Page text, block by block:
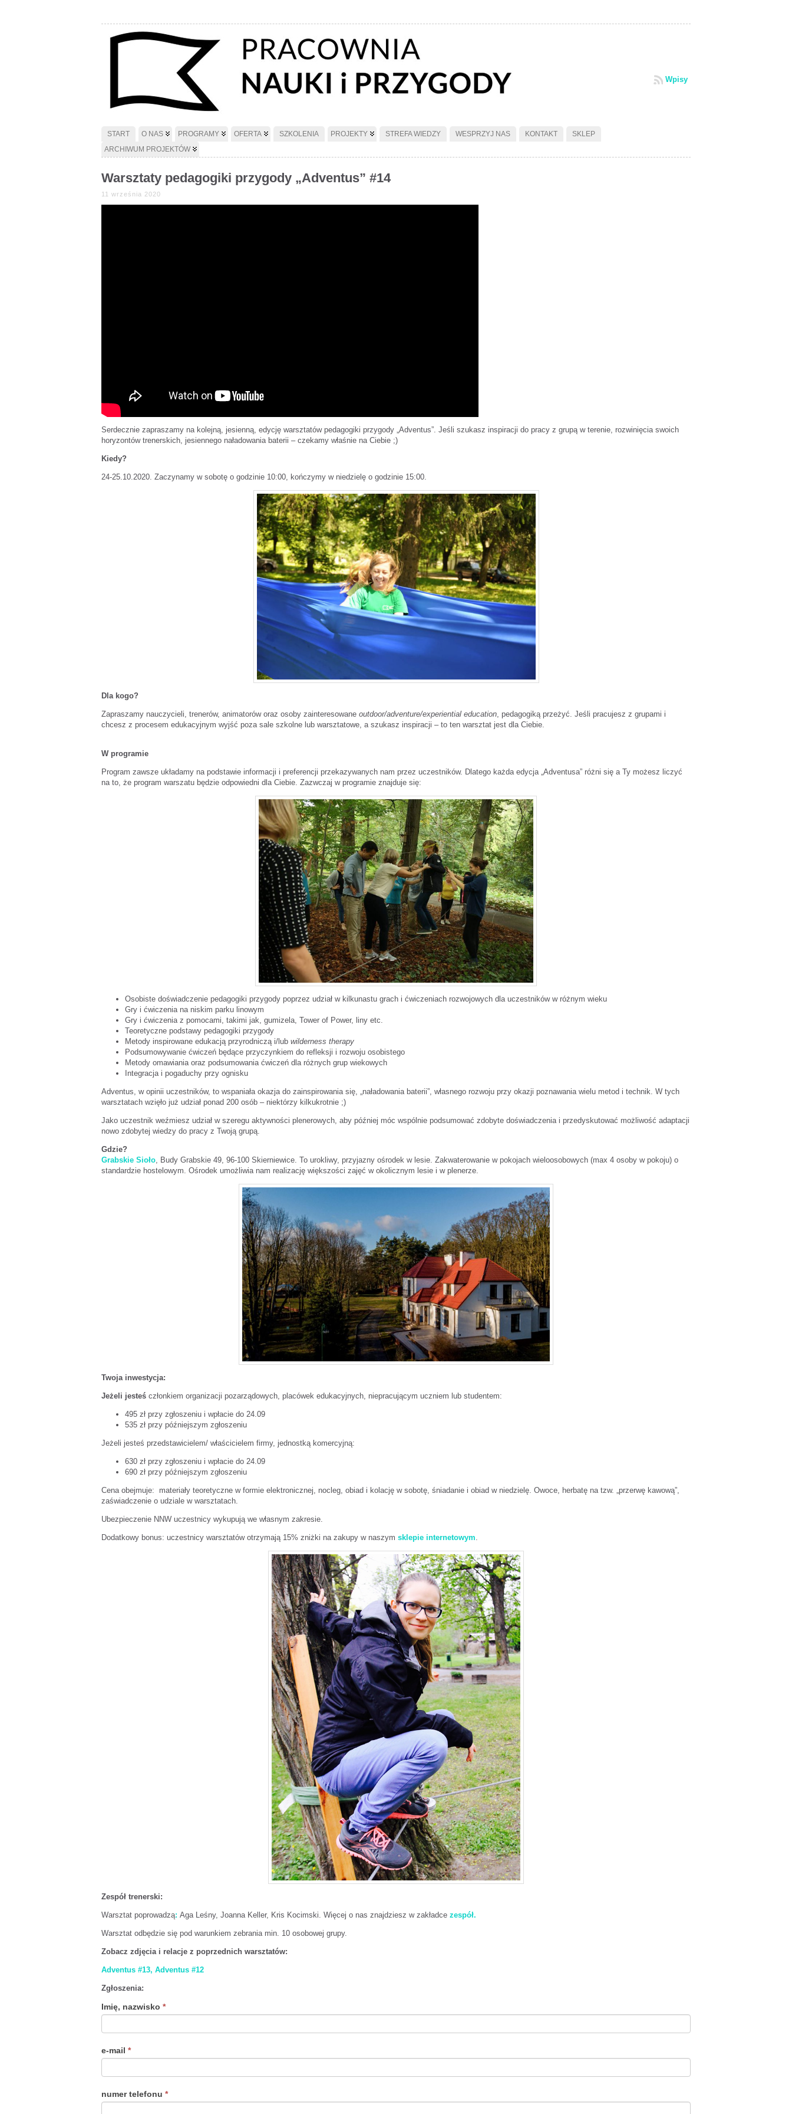
Wpisy
START O NAS PROGRAMY OFERTA SZKOLENIA PROJEKTY STREFA WIEDZY WESPRZYJ NAS KONTAKT
SKLEP
ARCHIWUM PROJEKTÓW
Warsztaty pedagogiki przygody „Adventus” #14
11 września 2020
Serdecznie zapraszamy na kolejną, jesienną, edycję warsztatów pedagogiki przygody „Adventus”. Jeśli szukasz inspiracji do pracy z grupą w terenie, rozwinięcia swoich
horyzontów trenerskich, jesiennego naładowania baterii – czekamy właśnie na Ciebie ;)
Kiedy?
24-25.10.2020. Zaczynamy w sobotę o godzinie 10:00, kończymy w niedzielę o godzinie 15:00.
Dla kogo?
Zapraszamy nauczycieli, trenerów, animatorów oraz osoby zainteresowane outdoor/adventure/experiential education, pedagogiką przeżyć. Jeśli pracujesz z grupami i
chcesz z procesem edukacyjnym wyjść poza sale szkolne lub warsztatowe, a szukasz inspiracji – to ten warsztat jest dla Ciebie.
W programie
Program zawsze układamy na podstawie informacji i preferencji przekazywanych nam przez uczestników. Dlatego każda edycja „Adventusa” różni się a Ty możesz liczyć
na to, że program warszatu będzie odpowiedni dla Ciebie. Zazwczaj w programie znajduje się:
Osobiste doświadczenie pedagogiki przygody poprzez udział w kilkunastu grach i ćwiczeniach rozwojowych dla uczestników w różnym wieku
Gry i ćwiczenia na niskim parku linowym
Gry i ćwiczenia z pomocami, takimi jak, gumizela, Tower of Power, liny etc.
Teoretyczne podstawy pedagogiki przygody
Metody inspirowane edukacją przyrodniczą i/lub wilderness therapy
Podsumowywanie ćwiczeń będące przyczynkiem do refleksji i rozwoju osobistego
Metody omawiania oraz podsumowania ćwiczeń dla różnych grup wiekowych
Integracja i pogaduchy przy ognisku
Adventus, w opinii uczestników, to wspaniała okazja do zainspirowania się, „naładowania baterii”, własnego rozwoju przy okazji poznawania wielu metod i technik. W tych
warsztatach wzięło już udział ponad 200 osób – niektórzy kilkukrotnie ;)
Jako uczestnik weźmiesz udział w szeregu aktywności plenerowych, aby później móc wspólnie podsumować zdobyte doświadczenia i przedyskutować możliwość adaptacji
nowo zdobytej wiedzy do pracy z Twoją grupą.
Gdzie?
Grabskie Sioło, Budy Grabskie 49, 96-100 Skierniewice. To urokliwy, przyjazny ośrodek w lesie. Zakwaterowanie w pokojach wieloosobowych (max 4 osoby w pokoju) o
standardzie hostelowym. Ośrodek umożliwia nam realizację większości zajęć w okolicznym lesie i w plenerze.
Twoja inwestycja:
Jeżeli jesteś członkiem organizacji pozarządowych, placówek edukacyjnych, niepracującym uczniem lub studentem:
495 zł przy zgłoszeniu i wpłacie do 24.09
535 zł przy późniejszym zgłoszeniu
Jeżeli jesteś przedstawicielem/ właścicielem firmy, jednostką komercyjną:
630 zł przy zgłoszeniu i wpłacie do 24.09
690 zł przy późniejszym zgłoszeniu
Cena obejmuje: materiały teoretyczne w formie elektronicznej, nocleg, obiad i kolację w sobotę, śniadanie i obiad w niedzielę. Owoce, herbatę na tzw. „przerwę kawową”,
zaświadczenie o udziale w warsztatach.
Ubezpieczenie NNW uczestnicy wykupują we własnym zakresie.
Dodatkowy bonus: uczestnicy warsztatów otrzymają 15% zniżki na zakupy w naszym sklepie internetowym.
Zespół trenerski:
Warsztat poprowadzą: Aga Leśny, Joanna Keller, Kris Kocimski. Więcej o nas znajdziesz w zakładce zespół.
Warsztat odbędzie się pod warunkiem zebrania min. 10 osobowej grupy.
Zobacz zdjęcia i relacje z poprzednich warsztatów:
Adventus #13, Adventus #12
Zgłoszenia:
Imię, nazwisko *
e-mail *
numer telefonu *